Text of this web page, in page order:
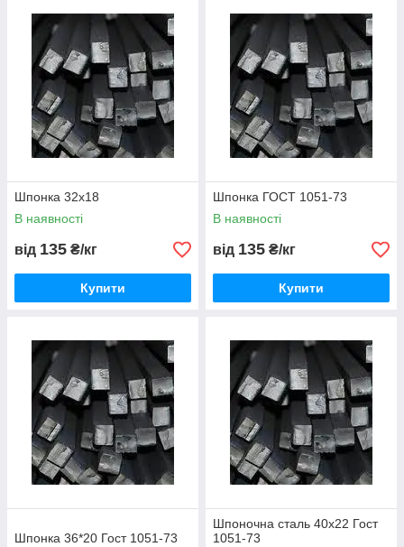
Шпонка 32х18
В наявності
від 135 ₴/кг
Купити
Шпонка ГОСТ 1051-73
В наявності
від 135 ₴/кг
Купити
Шпонка 36*20 Гост 1051-73
Шпоночна сталь 40х22 Гост
1051-73